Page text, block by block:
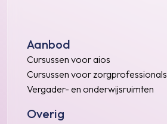
Aanbod
Cursussen voor aios
Cursussen voor zorgprofessionals
Vergader- en onderwijsruimten
Overig